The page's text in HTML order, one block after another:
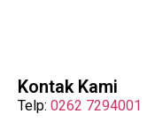
Kontak Kami
Telp: 0262 7294001